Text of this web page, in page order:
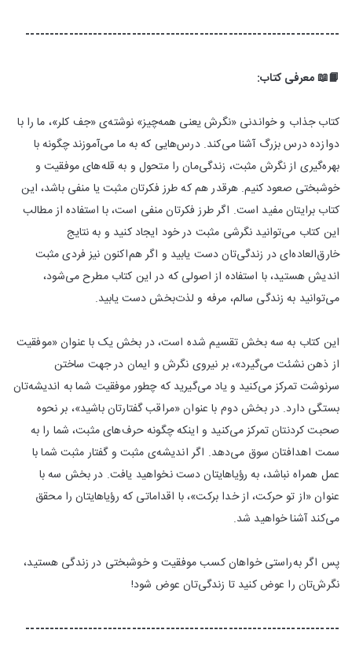
-----------------------------------------------------------------
📙📖 معرفی کتاب:
کتاب جذاب و خواندنی «نگرش یعنی همه‌چیز» نوشته‌ی «جف کلر»، ما را با
دوازده درس بزرگ آشنا می‌کند. درس‌هایی که به ما می‌آموزند چگونه با
بهره‌گیری از نگرش مثبت، زندگی‌مان را متحول و به قله‌های موفقیت و
خوشبختی صعود کنیم. هرقدر هم که طرز فکرتان مثبت یا منفی باشد، این
کتاب برایتان مفید است. اگر طرز فکرتان منفی است، با استفاده از مطالب
این کتاب می‌توانید نگرشی مثبت در خود ایجاد کنید و به نتایج
خارق‌العاده‌ای در زندگی‌تان دست یابید و اگر هم‌اکنون نیز فردی مثبت
اندیش هستید، با استفاده از اصولی که در این کتاب مطرح می‌شود،
می‌توانید به زندگی سالم، مرفه و لذت‌بخش دست یابید.
این کتاب به سه بخش تقسیم شده است، در بخش یک با عنوان «موفقیت
از ذهن نشئت می‌گیرد»، بر نیروی نگرش و ایمان در جهت ساختن
سرنوشت تمرکز می‌کنید و یاد می‌گیرید که چطور موفقیت شما به اندیشه‌‌تان
بستگی دارد. در بخش دوم با عنوان «مراقب گفتارتان باشید»، بر نحوه
صحبت کردنتان تمرکز می‌کنید و اینکه چگونه حرف‌های مثبت، شما را به
سمت اهدافتان سوق می‌دهد. اگر اندیشه‌ی مثبت و گفتار مثبت شما با
عمل همراه نباشد، به رؤیاهایتان دست نخواهید یافت. در بخش سه با
عنوان «از تو حرکت، از خدا برکت»، با اقداماتی که رؤیاهایتان را محقق
می‌کند آشنا خواهید شد.
پس اگر به‌راستی خواهان کسب موفقیت و خوشبختی در زندگی هستید،
نگرش‌تان را عوض کنید تا زندگی‌تان عوض شود!
-----------------------------------------------------------------